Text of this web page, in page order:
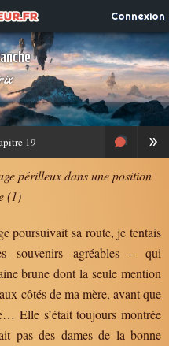
Connexion
»
19
périlleux dans une position
(1)
poursuivait sa route, je tentais
souvenirs agréables – qui
brune dont la seule mention
côtés de ma mère, avant que
Elle s’était toujours montrée
pas des dames de la bonne